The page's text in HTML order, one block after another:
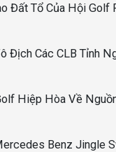
Đất Tổ Của Hội Golf
Địch Các CLB Tỉnh
Hiệp Hòa Về
Benz Jingle